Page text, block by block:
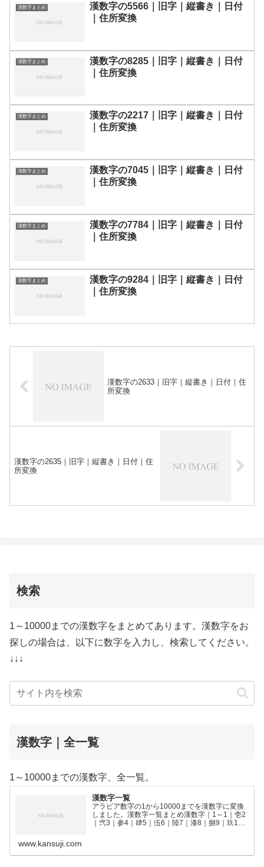
漢数字まとめ
漢数字の5566｜旧字｜縦書き｜日付
｜住所変換
漢数字まとめ
漢数字の8285｜旧字｜縦書き｜日付
｜住所変換
漢数字まとめ
漢数字の2217｜旧字｜縦書き｜日付
｜住所変換
漢数字まとめ
漢数字の7045｜旧字｜縦書き｜日付
｜住所変換
漢数字まとめ
漢数字の7784｜旧字｜縦書き｜日付
｜住所変換
漢数字まとめ
漢数字の9284｜旧字｜縦書き｜日付
｜住所変換
漢数字の2633｜旧字｜縦書き｜日付｜住
所変換
漢数字の2635｜旧字｜縦書き｜日付｜住
所変換
検索
1～10000までの漢数字をまとめてあります。漢数字をお
探しの場合は、以下に数字を入力し、検索してください。
↓↓↓
漢数字｜全一覧
1～10000までの漢数字、全一覧。
漢数字一覧
アラビア数字の1から10000までを漢数字に変換
しました。漢数字一覧まとめ漢数字｜1～1｜壱2
｜弐3｜参4｜肆5｜伍6｜陸7｜漆8｜捌9｜玖10
www.kansuji.com